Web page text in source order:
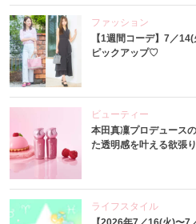
ファッション
【1週間コーデ】7／
ピックアップ♡
ビューティー
本田真凜プロデュース
た透明感を叶える欲張
ライフスタイル